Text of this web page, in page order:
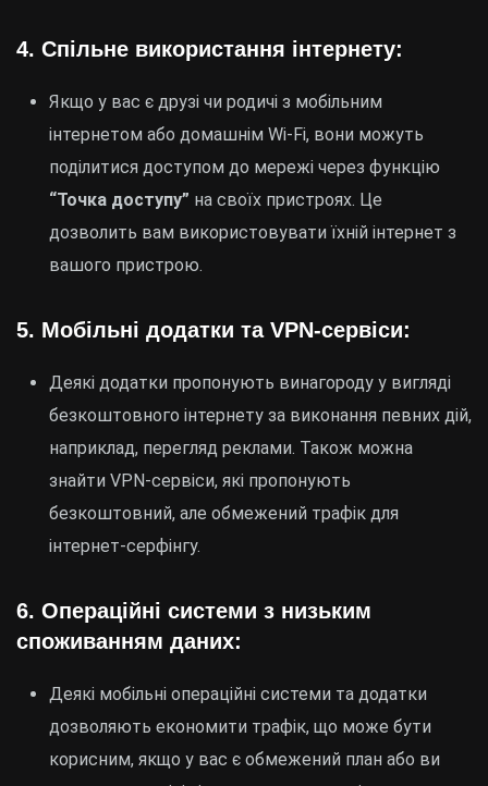
4. Спільне використання інтернету:
Якщо у вас є друзі чи родичі з мобільним
інтернетом або домашнім Wi-Fi, вони можуть
поділитися доступом до мережі через функцію
“Точка доступу” на своїх пристроях. Це
дозволить вам використовувати їхній інтернет з
вашого пристрою.
5. Мобільні додатки та VPN-сервіси:
Деякі додатки пропонують винагороду у вигляді
безкоштовного інтернету за виконання певних дій,
наприклад, перегляд реклами. Також можна
знайти VPN-сервіси, які пропонують
безкоштовний, але обмежений трафік для
інтернет-серфінгу.
6. Операційні системи з низьким
споживанням даних:
Деякі мобільні операційні системи та додатки
дозволяють економити трафік, що може бути
корисним, якщо у вас є обмежений план або ви